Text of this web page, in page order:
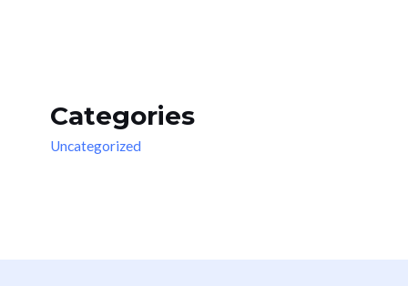
Categories
Uncategorized